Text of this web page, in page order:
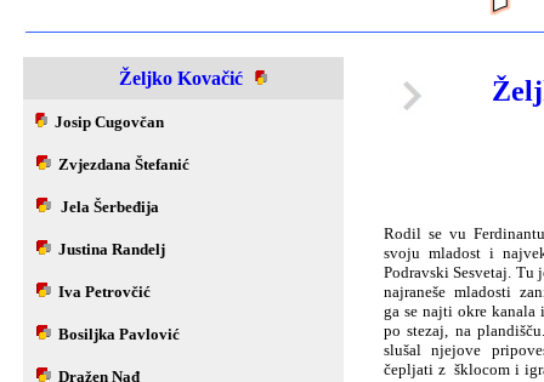
Željko Kovačić
Josip Cugovčan
Zvjezdana Štefanić
Jela Šerbeđija
Justina Randelj
Iva Petrovčić
Bosiljka Pavlović
Dražen Nađ
Rodil se vu
svoju mladost i
Podravski Sesvetaj.
najraneše mladosti
ga se najti okre
po stezaj, na
slušal njejove
čepljati z šklocom i